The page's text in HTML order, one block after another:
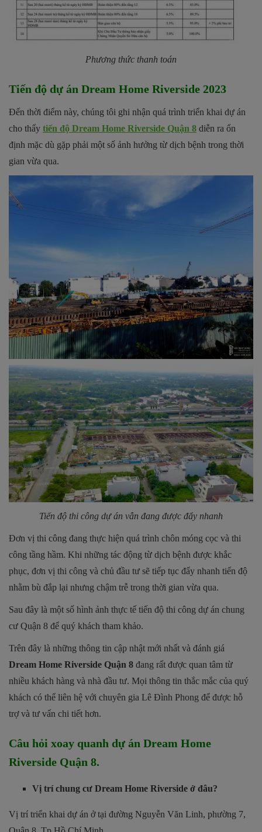
Phương thức thanh toán
Tiến độ dự án Dream Home Riverside 2023
Đến thời điểm này, chúng tôi ghi nhận quá trình triển khai dự án
cho thấy tiến độ Dream Home Riverside Quận 8 diễn ra ổn
định mặc dù gặp phải một số ảnh hưởng từ dịch bệnh trong thời
gian vừa qua.
Tiến độ thi công dự án vẫn đang được đẩy nhanh
Đơn vị thi công đang thực hiện quá trình chôn móng cọc và thi
công tầng hầm. Khi những tác động từ dịch bệnh được khắc
phục, đơn vị thi công và chủ đầu tư sẽ tiếp tục đẩy nhanh tiến độ
nhằm bù đắp lại nhưng chậm trễ trong thời gian vừa qua.
Sau đây là một số hình ảnh thực tế tiến độ thi công dự án chung
cư Quận 8 để quý khách tham khảo.
Trên đây là những thông tin cập nhật mới nhất và đánh giá
Dream Home Riverside Quận 8 đang rất được quan tâm từ
nhiều khách hàng và nhà đầu tư. Mọi thông tin thắc mắc của quý
khách có thể liên hệ với chuyên gia Lê Đình Phong để được hỗ
trợ và tư vấn chi tiết hơn.
Câu hỏi xoay quanh dự án Dream Home
Riverside Quận 8.
Vị trí chung cư Dream Home Riverside ở đâu?
Vị trí triển khai dự án ở tại đường Nguyễn Văn Linh, phường 7,